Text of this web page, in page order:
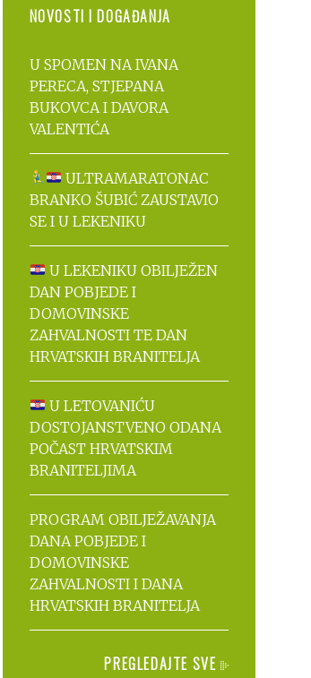
NOVOSTI I DOGAĐANJA
U SPOMEN NA IVANA
PERECA, STJEPANA
BUKOVCA I DAVORA
VALENTIĆA
ULTRAMARATONAC
BRANKO ŠUBIĆ ZAUSTAVIO
SE I U LEKENIKU
U LEKENIKU OBILJEŽEN
DAN POBJEDE I
DOMOVINSKE
ZAHVALNOSTI TE DAN
HRVATSKIH BRANITELJA
U LETOVANIĆU
DOSTOJANSTVENO ODANA
POČAST HRVATSKIM
BRANITELJIMA
PROGRAM OBILJEŽAVANJA
DANA POBJEDE I
DOMOVINSKE
ZAHVALNOSTI I DANA
HRVATSKIH BRANITELJA
PREGLEDAJTE SVE